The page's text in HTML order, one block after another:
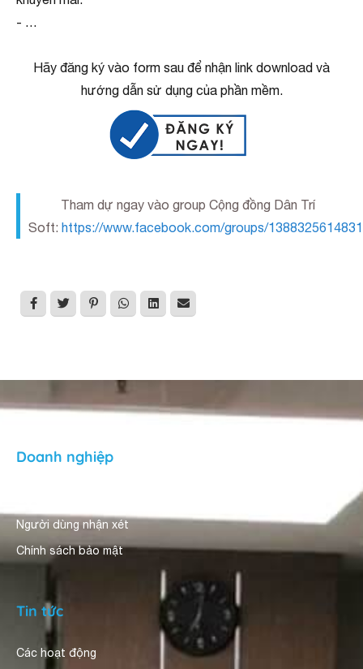
- …
Hãy đăng ký vào form sau để nhận link download và
hướng dẫn sử dụng của phần mềm.
Tham dự ngay vào group Cộng đồng Dân Trí
Soft: https://www.facebook.com/groups/
Doanh nghiệp
Người dùng nhận xét
Chính sách bảo mật
Tin tức
Các hoạt động